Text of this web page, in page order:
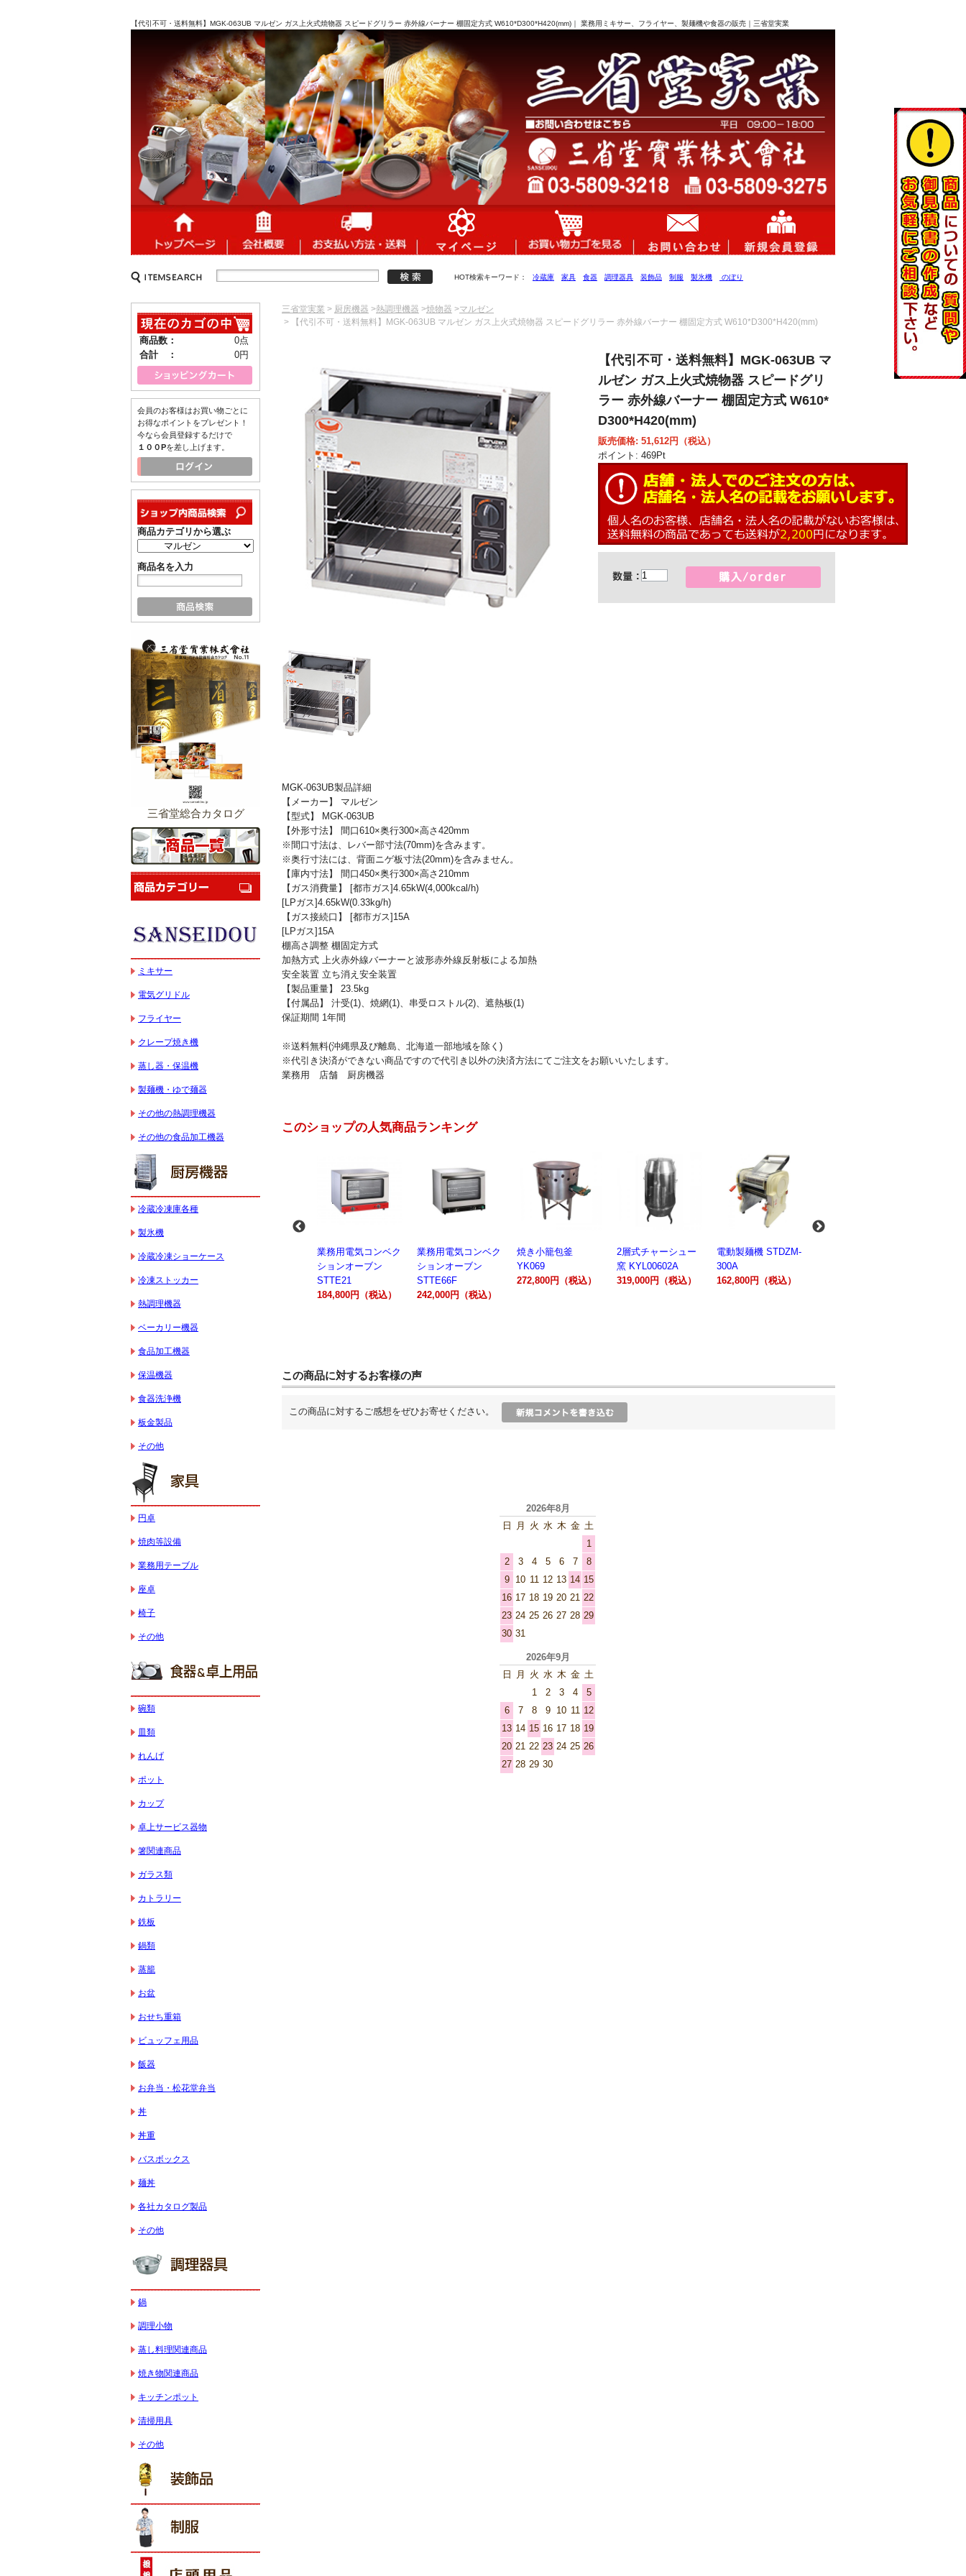
【代引不可・送料無料】MGK-063UB マルゼン ガス上火式焼物器 スピードグリラー 赤外線バーナー 棚固定方式 W610*D300*H420(mm)｜ 業務用ミキサー、フライヤー、製麺機や食器の販売｜三省堂実業
HOT検索キーワード： 冷蔵庫 家具 食器 調理器具 装飾品 制服 製氷機 のぼり
三省堂実業 > 厨房機器 >熱調理機器 >焼物器 >マルゼン
> 【代引不可・送料無料】MGK-063UB マルゼン ガス上火式焼物器 スピードグリラー 赤外線バーナー 棚固定方式 W610*D300*H420(mm)
【代引不可・送料無料】MGK-063UB マ
ルゼン ガス上火式焼物器 スピードグリ
ラー 赤外線バーナー 棚固定方式 W610*
D300*H420(mm)
販売価格: 51,612円（税込）
ポイント: 469Pt
MGK-063UB製品詳細
【メーカー】 マルゼン
【型式】 MGK-063UB
【外形寸法】 間口610×奥行300×高さ420mm
※間口寸法は、レバー部寸法(70mm)を含みます。
※奥行寸法には、背面ニゲ板寸法(20mm)を含みません。
【庫内寸法】 間口450×奥行300×高さ210mm
【ガス消費量】 [都市ガス]4.65kW(4,000kcal/h)
[LPガス]4.65kW(0.33kg/h)
【ガス接続口】 [都市ガス]15A
[LPガス]15A
棚高さ調整 棚固定方式
加熱方式 上火赤外線バーナーと波形赤外線反射板による加熱
安全装置 立ち消え安全装置
【製品重量】 23.5kg
【付属品】 汁受(1)、焼網(1)、串受ロストル(2)、遮熱板(1)
保証期間 1年間
※送料無料(沖縄県及び離島、北海道一部地域を除く)
※代引き決済ができない商品ですので代引き以外の決済方法にてご注文をお願いいたします。
業務用 店舗 厨房機器
このショップの人気商品ランキング
業務用スパイラルミ
HTHS30IN
業務用電気コンベク
業務用電気コンベク
ションオーブン
STTE66F
242,000円（税込）
焼き小籠包釜
YK069
272,800円（税込）
2層式チャーシュー
窯 KYL00602A
319,000円（税込）
電動製麺機 STDZM-
300A
162,800円（税込）
業務用スパイラルミ
キサー 10L
HTHS10INK
この商品に対するお客様の声
この商品に対するご感想をぜひお寄せください。
商品数：
0点
合計 ：
0円
会員のお客様はお買い物ごとに
お得なポイントをプレゼント！
今なら会員登録するだけで
１００Pを差し上げます。
商品カテゴリから選ぶ
商品名を入力
三省堂総合カタログ
ミキサー
電気グリドル
フライヤー
クレープ焼き機
蒸し器・保温機
製麺機・ゆで麺器
その他の熱調理機器
その他の食品加工機器
冷蔵冷凍庫各種
製氷機
冷蔵冷凍ショーケース
冷凍ストッカー
熱調理機器
ベーカリー機器
食品加工機器
保温機器
食器洗浄機
板金製品
その他
円卓
焼肉等設備
業務用テーブル
座卓
椅子
その他
碗類
皿類
れんげ
ポット
カップ
卓上サービス器物
箸関連商品
ガラス類
カトラリー
鉄板
鍋類
蒸籠
お盆
おせち重箱
ビュッフェ用品
飯器
お弁当・松花堂弁当
丼
丼重
バスボックス
麺丼
各社カタログ製品
その他
鍋
調理小物
蒸し料理関連商品
焼き物関連商品
キッチンポット
清掃用具
その他
2026年8月
日
月 火 水 木 金 土
1
2
3 4 5 6 7
8
9
10 11 12 13 14 15
16 17 18 19 20 21 22
23 24 25 26 27 28 29
30 31
2026年9月
日
月 火 水 木 金 土
1
2 3 4
5
6
7 8 9 10 11 12
13 14 15 16 17 18 19
20 21 22 23 24 25 26
27 28 29 30